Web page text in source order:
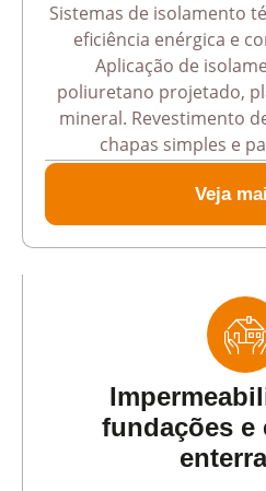
Sistemas de isolamento
eficiência enérgica e
Aplicação de
poliuretano projetado,
mineral. Revestimento
chapas simples e
Veja
fundações e